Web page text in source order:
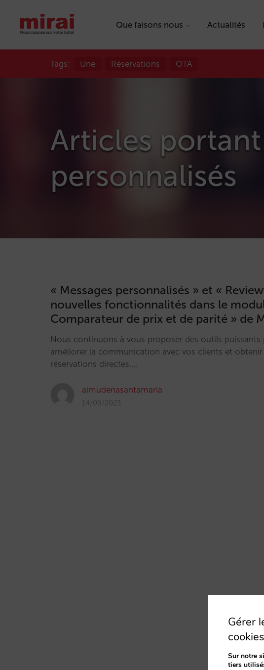
Que faisons nous Actualités
Tags: Une Réservations OTA
Articles
personnalisés
« Messages personnalisés » et «
nouvelles fonctionnalités dans le
Comparateur de prix et de parité » de
Nous continuons à vous proposer des outils puissants
améliorer la communication avec vos clients et
réservations directes.…
almudenasantamaria
14/09/2023
Gérer
cookies
Sur notre
tiers